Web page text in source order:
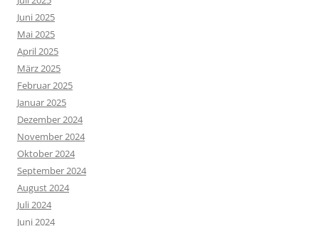
Juni 2025
Mai 2025
April 2025
März 2025
Februar 2025
Januar 2025
Dezember 2024
November 2024
Oktober 2024
September 2024
August 2024
Juli 2024
Juni 2024